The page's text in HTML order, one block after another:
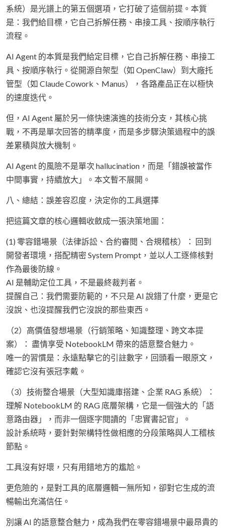
系統）是光譜上的第五個選項，它打破了這個前提。本質
是：我們給目標，它自己拆解任務、串接工具、按順序執行
流程。
AI Agent 的本質是我們給定目標，它自己拆解任務、串接工
具、按順序執行。從開源自架型（如 OpenClaw）到大廠托
管型（如 Claude Cowork、Manus），各路產品正在以極快
的速度迭代。
但，AI Agent 屬於另一條快速演進的技術分支，其核心挑
戰，不再是單次回答的精準度，而是多步驟決策過程中的誤
差累積與放大機制。
AI Agent 的風險不是單次 hallucination，而是「錯誤被當作
中間事實，持續放大」。本文暫不展開。
八、總結：誤差容忍度，決定你的工具選擇
把這篇文章的核心邏輯收斂成一張決策地圖：
(1) 零容錯場景（法律訴訟、合約審閱、合規稽核）： 回到
開發者環境，搭配精密 System Prompt，並以人工逐條核對
作為最後防線。
AI 是輔助定位工具，不是最終裁判者。
提醒自己：我們需要防範的，不只是 AI 說錯了什麼，更是它
沒說、也沒提醒我們它沒說的那些東西。
（2）高價值發想場景（行銷策略、知識整理、跨文本提
案）： 盡情享受 NotebookLM 帶來的語意整合魅力。
唯一的習慣是：永遠點擊它的引註數字，回頭看一眼原文，
確認它沒有張冠李戴。
（3）技術整合場景（大型知識庫搭建、企業 RAG 系統）：
理解 NotebookLM 的 RAG 底層架構，它是一個強大的「語
意路由器」，而非一個逐字閱讀的「忠實書記官」。
設計系統時，要針對架構特性做相應的分段策略與人工稽核
節點。
工具沒有好壞，只有用錯地方的尷尬。
更危險的，是對工具的底層邏輯一無所知，卻對它生成的流
暢輸出充滿信任。
別讓 AI 的語意整合魅力，成為我們在零容錯場景中最昂貴的